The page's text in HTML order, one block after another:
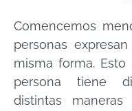
Comencemos
personas
misma forma.
persona tiene
distintas